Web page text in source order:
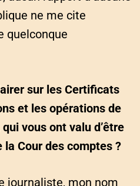
ne me cite
quelconque
sur les Certificats
et les opérations de
vous ont valu d’être
Cour des comptes ?
journaliste, mon nom